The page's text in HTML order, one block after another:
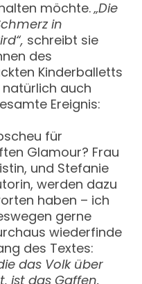
möchte.„Die
in
schreibt sie
des
Kinderballetts
auch
Ereignis:
für
Glamour? Frau
und Stefanie
werden dazu
haben – ich
gerne
wiederfinde
des Textes:
das Volk über
ist das Gaffen.